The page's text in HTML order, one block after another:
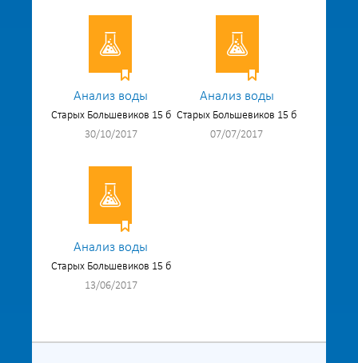
Анализ воды
Старых Большевиков 15 б
30/10/2017
Анализ воды
Старых Большевиков 15 б
07/07/2017
Анализ воды
Старых Большевиков 15 б
13/06/2017